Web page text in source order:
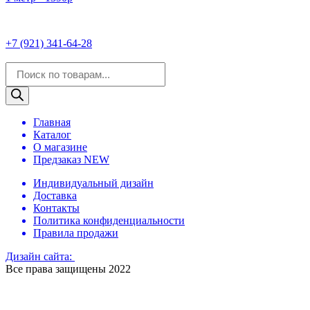
+7 (921) 341-64-28
товаров
Главная
Каталог
О магазине
Предзаказ NEW
Индивидуальный дизайн
Доставка
Контакты
Политика конфиденциальности
Правила продажи
Дизайн сайта:
Все права защищены 2022